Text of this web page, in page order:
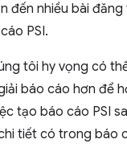
đến nhiều bài
PSI.
tôi hy vọng có
báo cáo hơn để
tạo báo cáo PSI
tiết có trong báo